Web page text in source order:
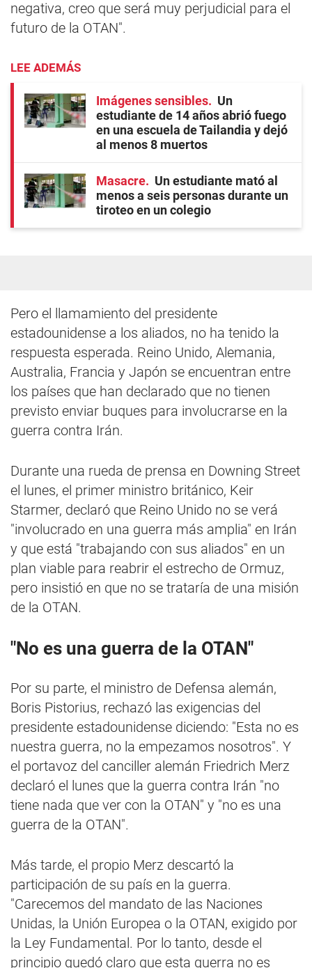
negativa, creo que será muy perjudicial para el
futuro de la OTAN".
LEE ADEMÁS
Imágenes sensibles
Un
estudiante de 14 años abrió fuego
en una escuela de Tailandia y dejó
al menos 8 muertos
Masacre
Un estudiante mató al
menos a seis personas durante un
tiroteo en un colegio
Pero el llamamiento del presidente
estadounidense a los aliados, no ha tenido la
respuesta esperada. Reino Unido, Alemania,
Australia, Francia y Japón se encuentran entre
los países que han declarado que no tienen
previsto enviar buques para involucrarse en la
guerra contra Irán.
Durante una rueda de prensa en Downing Street
el lunes, el primer ministro británico, Keir
Starmer, declaró que Reino Unido no se verá
"involucrado en una guerra más amplia" en Irán
y que está "trabajando con sus aliados" en un
plan viable para reabrir el estrecho de Ormuz,
pero insistió en que no se trataría de una misión
de la OTAN.
"No es una guerra de la OTAN"
Por su parte, el ministro de Defensa alemán,
Boris Pistorius, rechazó las exigencias del
presidente estadounidense diciendo: "Esta no es
nuestra guerra, no la empezamos nosotros". Y
el portavoz del canciller alemán Friedrich Merz
declaró el lunes que la guerra contra Irán "no
tiene nada que ver con la OTAN" y "no es una
guerra de la OTAN".
Más tarde, el propio Merz descartó la
participación de su país en la guerra.
"Carecemos del mandato de las Naciones
Unidas, la Unión Europea o la OTAN, exigido por
la Ley Fundamental. Por lo tanto, desde el
principio quedó claro que esta guerra no es